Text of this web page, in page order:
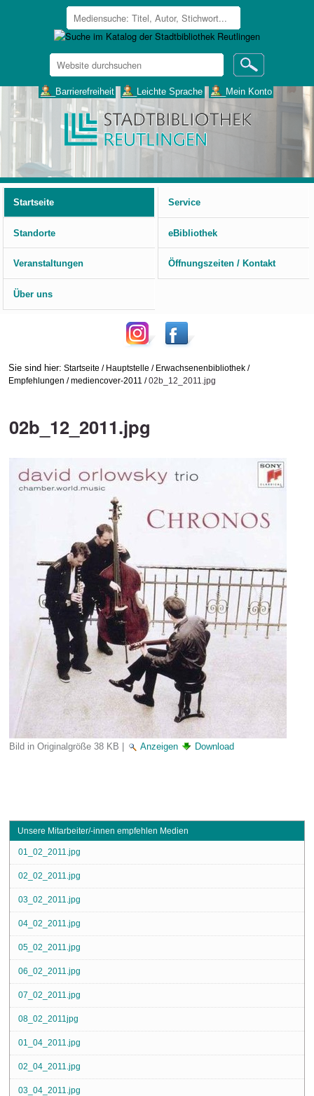
Website
durchsuchen
___Barrierefreiheit ___Leichte Sprache ___Mein Konto
Startseite
Service
Standorte eBibliothek
Veranstaltungen Öffnungszeiten / Kontakt
Über uns
Sie sind hier: Startseite / Hauptstelle / Erwachsenenbibliothek /
Empfehlungen /mediencover-2011 /02b_12_2011.jpg
02b_12_2011.jpg
Bild in Originalgröße 38 KB | Anzeigen Download
Unsere Mitarbeiter/-innen empfehlen Medien
01_02_2011.jpg
02_02_2011.jpg
03_02_2011.jpg
04_02_2011.jpg
05_02_2011.jpg
06_02_2011.jpg
07_02_2011.jpg
08_02_2011jpg
01_04_2011.jpg
02_04_2011.jpg
03_04_2011.jpg